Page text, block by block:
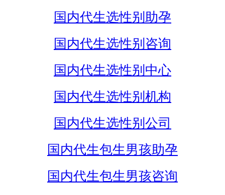
国内代生选性别助孕
国内代生选性别咨询
国内代生选性别中心
国内代生选性别机构
国内代生选性别公司
国内代生包生男孩助孕
国内代生包生男孩咨询